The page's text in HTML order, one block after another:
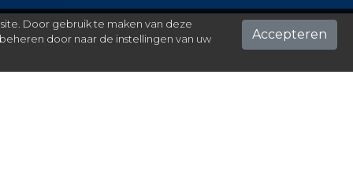
Door gebruik te maken van deze
door naar de instellingen van uw
Accepteren